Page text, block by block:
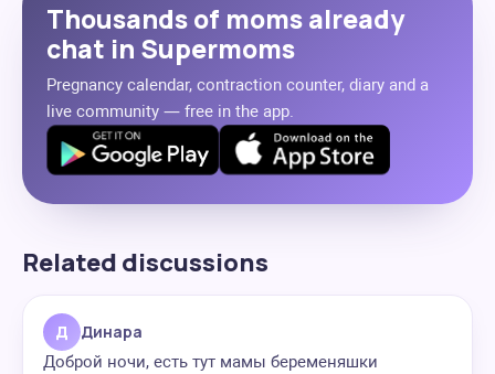
Thousands of moms already
chat in Supermoms
Pregnancy calendar, contraction counter, diary and a
live community — free in the app.
Related discussions
Д Динара
Доброй ночи, есть тут мамы беременяшки